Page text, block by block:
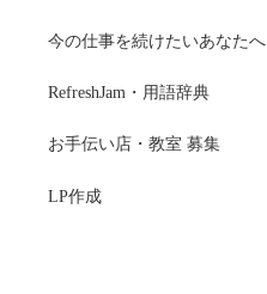
今の仕事を続けたいあなたへ
RefreshJam・用語辞典
お手伝い店・教室 募集
LP作成